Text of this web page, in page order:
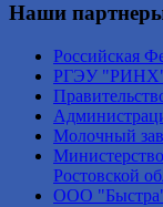
Наши
Российская
РГЭУ
Молочный
Ростовской
ООО